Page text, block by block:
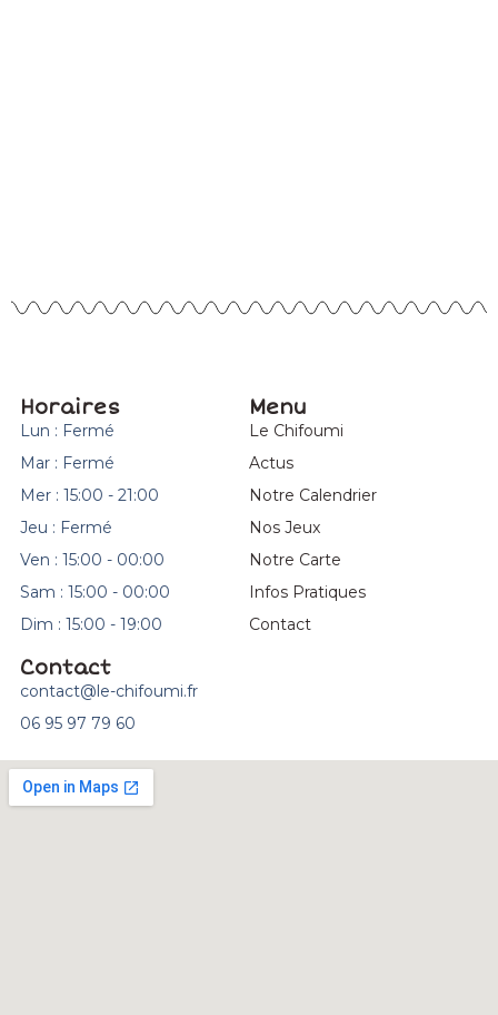
Horaires
Lun : Fermé
Mar : Fermé
Mer : 15:00 - 21:00
Jeu : Fermé
Ven : 15:00 - 00:00
Sam : 15:00 - 00:00
Dim : 15:00 - 19:00
Menu
Le Chifoumi
Actus
Notre Calendrier
Nos Jeux
Notre Carte
Infos Pratiques
Contact
Contact
contact@le-chifoumi.fr
06 95 97 79 60